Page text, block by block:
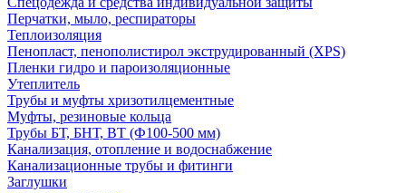
Перчатки, мыло, респираторы
Теплоизоляция
Пенопласт, пенополистирол экструдированный (XPS)
Пленки гидро и пароизоляционные
Утеплитель
Трубы и муфты хризотилцементные
Муфты, резиновые кольца
Трубы БТ, БНТ, ВТ (Ф100-500 мм)
Канализация, отопление и водоснабжение
Канализационные трубы и фитинги
Заглушки